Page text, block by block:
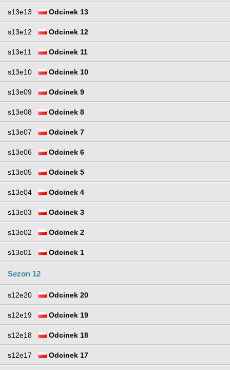
s13e13 Odcinek 13
s13e12 Odcinek 12
s13e11 Odcinek 11
s13e10 Odcinek 10
s13e09 Odcinek 9
s13e08 Odcinek 8
s13e07 Odcinek 7
s13e06 Odcinek 6
s13e05 Odcinek 5
s13e04 Odcinek 4
s13e03 Odcinek 3
s13e02 Odcinek 2
s13e01 Odcinek 1
Sezon 12
s12e20 Odcinek 20
s12e19 Odcinek 19
s12e18 Odcinek 18
s12e17 Odcinek 17